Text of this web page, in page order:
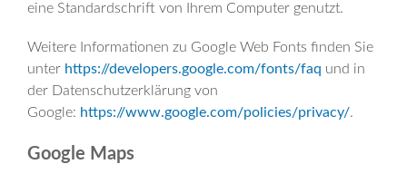
eine Standardschrift von Ihrem Computer genutzt.
Weitere Informationen zu Google Web Fonts finden Sie
unter https://developers.google.com/fonts/faq und in
der Datenschutzerklärung von
Google: https://www.google.com/policies/privacy/.
Google Maps